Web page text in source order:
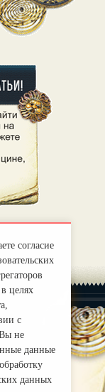
Правила
согласие
целях
с
не
данные
данных